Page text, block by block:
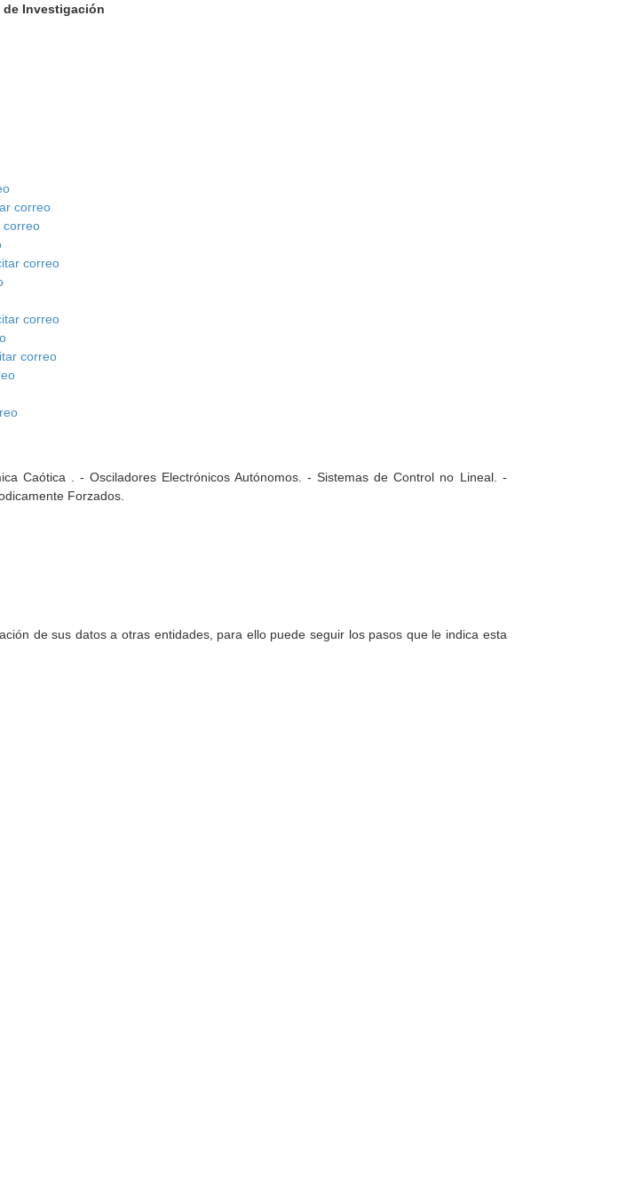
de Investigación
correo
correo
correo
correo
correo
Caótica . - Osciladores Electrónicos Autónomos. - Sistemas de Control no Lineal. -
Forzados.
de sus datos a otras entidades, para ello puede seguir los pasos que le indica esta